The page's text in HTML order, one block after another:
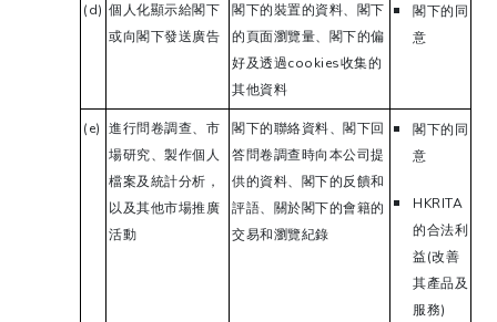
(d) 個人化顯示給閣下
或向閣下發送廣告
閣下的裝置的資料、閣下
的頁面瀏覽量、閣下的偏
好及透過cookies收集的
其他資料
閣下的同
意
(e) 進行問卷調查、市
場研究、製作個人
檔案及統計分析，
以及其他市場推廣
活動
閣下的聯絡資料、閣下回
答問卷調查時向本公司提
供的資料、閣下的反饋和
評語、關於閣下的會籍的
交易和瀏覽紀錄
閣下的同
意
HKRITA
的合法利
益(改善
其產品及
服務)